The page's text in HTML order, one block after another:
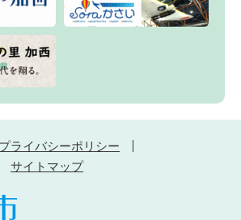
プライバシーポリシー
サイトマップ